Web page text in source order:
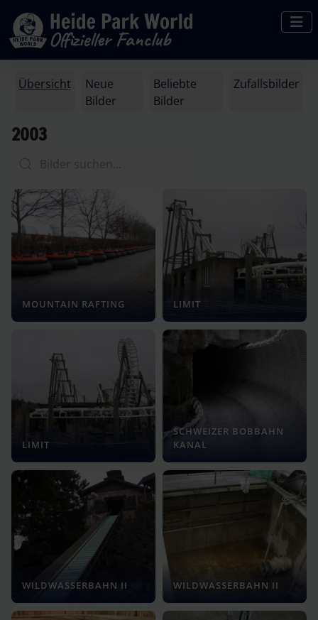
Übersicht
Neue
Bilder
Beliebte
Bilder
Zufallsbilder
2003
MOUNTAIN RAFTING LIMIT
LIMIT
SCHWEIZER BOBBAHN
KANAL
WILDWASSERBAHN II WILDWASSERBAHN II